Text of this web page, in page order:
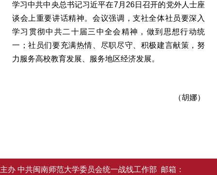
学习中共中央总书记习近平在7月26日召开的党外人士座
谈会上重要讲话精神。会议强调，支社全体社员要深入
学习贯彻中共二十届三中全会精神，做到思想行动统
一；社员们要充满热情、尽职尽守、积极建言献策，努
力服务高校教育发展、服务地区经济发展。
（胡娜）
主办 中共闽南师范大学委员会统一战线工作部 邮箱：